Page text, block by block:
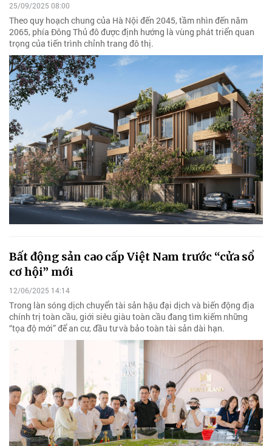
25/09/2025 08:00
Theo quy hoạch chung của Hà Nội đến 2045, tầm nhìn đến năm
2065, phía Đông Thủ đô được định hướng là vùng phát triển quan
trọng của tiến trình chỉnh trang đô thị.
Bất động sản cao cấp Việt Nam trước “cửa sổ
cơ hội” mới
12/06/2025 14:14
Trong làn sóng dịch chuyển tài sản hậu đại dịch và biến động địa
chính trị toàn cầu, giới siêu giàu toàn cầu đang tìm kiếm những
“tọa độ mới” để an cư, đầu tư và bảo toàn tài sản dài hạn.